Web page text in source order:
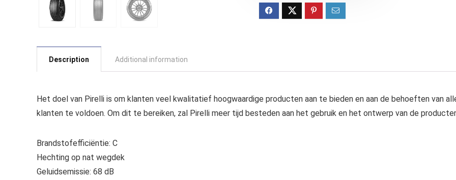
Description Additional information
Het doel van Pirelli is om klanten veel kwalitatief hoogwaardige producten aan te bieden en aan de behoeften van
klanten te voldoen. Om dit te bereiken, zal Pirelli meer tijd besteden aan het gebruik en het ontwerp van de
Brandstofefficiëntie: C
Hechting op nat wegdek
Geluidsemissie: 68 dB